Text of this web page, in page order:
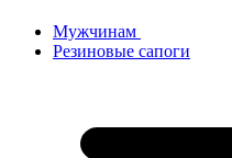
Мужчинам
Резиновые сапоги